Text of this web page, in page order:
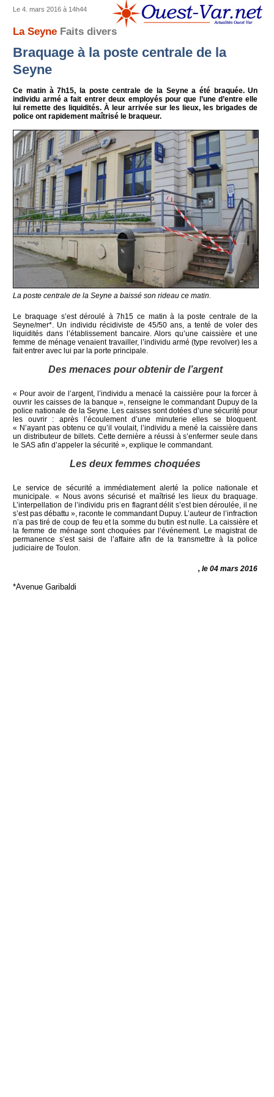
Le 4. mars 2016 à 14h44
La Seyne Faits divers
Braquage à la poste centrale de la
Seyne
Ce matin à 7h15, la poste centrale de la Seyne a été braquée. Un
individu armé a fait entrer deux employés pour que l’une d’entre elle
lui remette des liquidités. À leur arrivée sur les lieux, les brigades de
police ont rapidement maîtrisé le braqueur.
La poste centrale de la Seyne a baissé son rideau ce matin.
Le braquage s’est déroulé à 7h15 ce matin à la poste centrale de la
Seyne/mer*. Un individu récidiviste de 45/50 ans, a tenté de voler des
liquidités dans l’établissement bancaire. Alors qu’une caissière et une
femme de ménage venaient travailler, l’individu armé (type revolver) les a
fait entrer avec lui par la porte principale.
Des menaces pour obtenir de l’argent
« Pour avoir de l’argent, l’individu a menacé la caissière pour la forcer à
ouvrir les caisses de la banque », renseigne le commandant Dupuy de la
police nationale de la Seyne. Les caisses sont dotées d’une sécurité pour
les ouvrir : après l’écoulement d’une minuterie elles se bloquent.
« N’ayant pas obtenu ce qu’il voulait, l’individu a mené la caissière dans
un distributeur de billets. Cette dernière a réussi à s’enfermer seule dans
le SAS afin d’appeler la sécurité », explique le commandant.
Les deux femmes choquées
Le service de sécurité a immédiatement alerté la police nationale et
municipale. « Nous avons sécurisé et maîtrisé les lieux du braquage.
L’interpellation de l’individu pris en flagrant délit s’est bien déroulée, il ne
s’est pas débattu », raconte le commandant Dupuy. L’auteur de l’infraction
n’a pas tiré de coup de feu et la somme du butin est nulle. La caissière et
la femme de ménage sont choquées par l’événement. Le magistrat de
permanence s’est saisi de l’affaire afin de la transmettre à la police
judiciaire de Toulon.
, le 04 mars 2016
*Avenue Garibaldi